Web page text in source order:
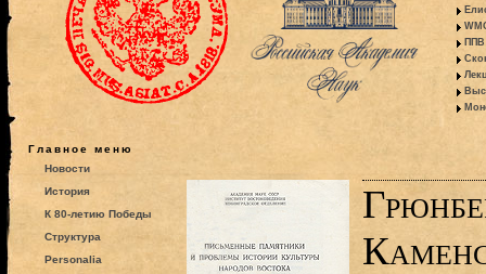
ППВ
Главное меню
Новости
История
К 80-летию Победы
Структура
Personalia